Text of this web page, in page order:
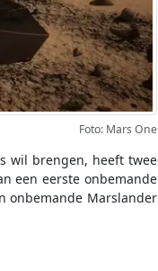
Foto: Mars One
wil brengen, heeft twee
een eerste onbemande
onbemande Marslander